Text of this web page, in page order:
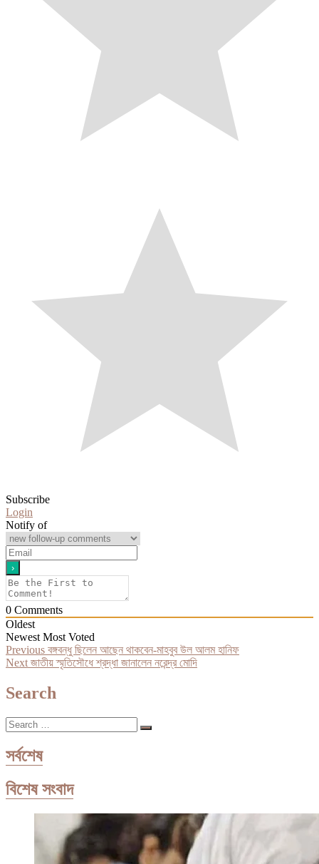
Subscribe
Login
Notify of
0 Comments
Oldest
Newest Most Voted
Post
navigation
Previous Previous
post:
বঙ্গবন্ধু ছিলেন আছেন থাকবেন-মাহবুব উল আলম হানিফ
Next Next
জাতীয় স্মৃতিসৌধে শ্রদ্ধা জানালেন নরেন্দ্র মোদি
Search
Search
…
সর্বশেষ
বিশেষ সংবাদ